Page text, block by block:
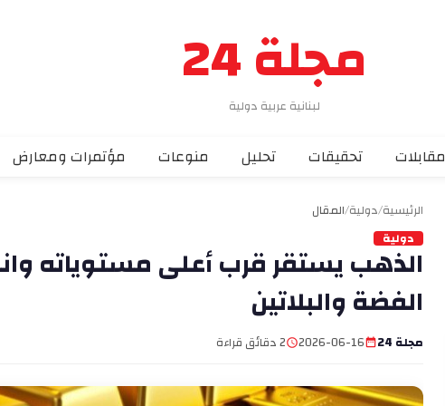
مجلة 24
لبنانية عربية دولية
مقابلات تحقيقات تحليل منوعات مؤتمرات ومعارض
الرئيسية/دولية/المقال
دولية
الذهب يستقر قرب أعلى مستوياته
الفضة والبلاتين
مجلة 24 2026-06-16 2 دقائق قراءة